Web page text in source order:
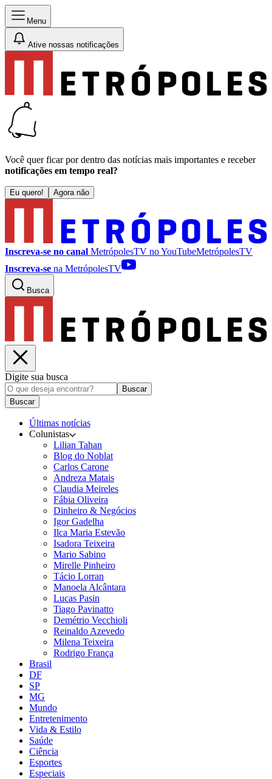
Menu
Ative nossas notificações
Você quer ficar por dentro das notícias mais importantes e receber
notificações em tempo real?
Eu quero! Agora não
Inscreva-se no canal MetrópolesTV noYouTubeMetrópolesTV
Inscreva-se na MetrópolesTV
Busca
Digite sua busca
Buscar
Buscar
Últimas notícias
Colunistas
Lilian Tahan
Blog do Noblat
Carlos Carone
Andreza Matais
Claudia Meireles
Fábia Oliveira
Dinheiro & Negócios
Igor Gadelha
Ilca Maria Estevão
Isadora Teixeira
Mario Sabino
Mirelle Pinheiro
Tácio Lorran
Manoela Alcântara
Lucas Pasin
Tiago Pavinatto
Demétrio Vecchioli
Reinaldo Azevedo
Milena Teixeira
Rodrigo França
Brasil
DF
SP
MG
Mundo
Entretenimento
Vida & Estilo
Saúde
Ciência
Esportes
Especiais